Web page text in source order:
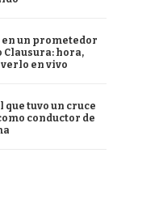
en un prometedor
hora,
en vivo
que tuvo un cruce
conductor de